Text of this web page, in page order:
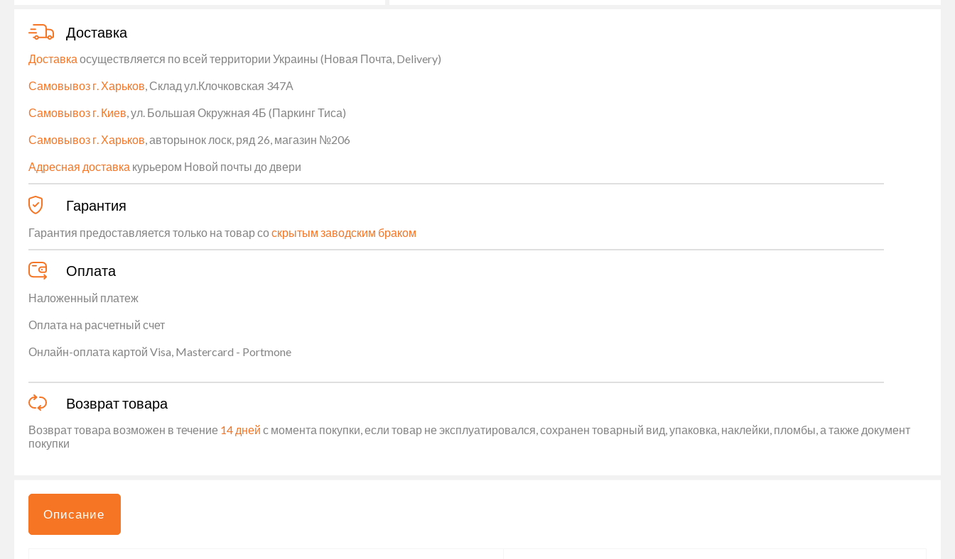
Доставка
Доставка осуществляется по всей территории Украины (Новая Почта, Delivery)
Самовывоз г. Харьков , Склад ул.Клочковская 347А
Самовывоз г. Киев , ул. Большая Окружная 4Б (Паркинг Тиса)
Самовывоз г. Харьков , авторынок лоск, ряд 26, магазин №206
Адресная доставка курьером Новой почты до двери
Гарантия
Гарантия предоставляется только на товар соскрытым заводским браком
Оплата
Наложенный платеж
Оплата на расчетный счет
Онлайн-оплата картой Visa, Mastercard - Portmone
Возврат товара
Возврат товара возможен в течение 14 дней с момента покупки, если товар не эксплуатировался, сохранен товарный вид, упаковка, наклейки, пломбы, а также документ
покупки
Описание